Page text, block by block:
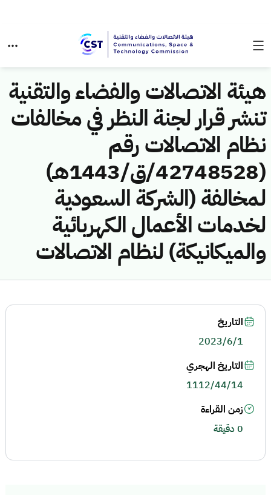
هيئة الاتصالات والفضاء والتقنية
تنشر قرار لجنة النظر في مخالفات
نظام الاتصالات رقم
(42748528/ق/1443هـ)
لمخالفة (الشركة السعودية
لخدمات الأعمال الكهربائية
والميكانيكة) لنظام الاتصالات
التاريخ
2023/6/1
التاريخ الهجري
1112/44/14
زمن القراءة
0 دقيقة